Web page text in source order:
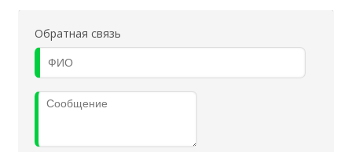
Обратная связь